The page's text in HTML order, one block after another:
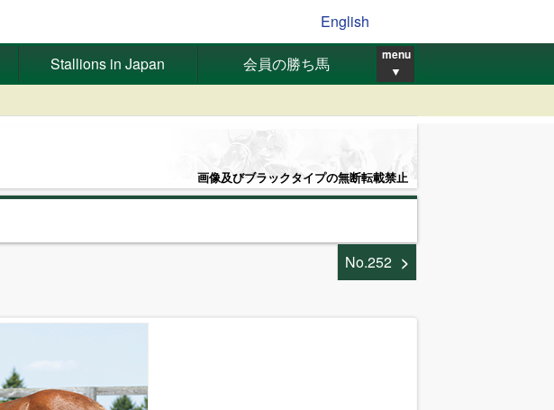
English
Stallions in Japan 会員の勝ち馬 menu
▼
画像及びブラックタイプの無断転載禁止
No.252